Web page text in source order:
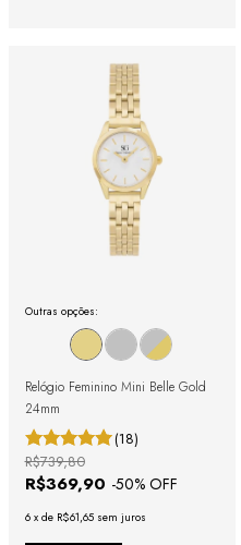
Outras opções:
Relógio Feminino Mini Belle Gold
24mm
(18)
R$369,90 -50% OFF
R$739,80
6 x de R$61,65 sem juros